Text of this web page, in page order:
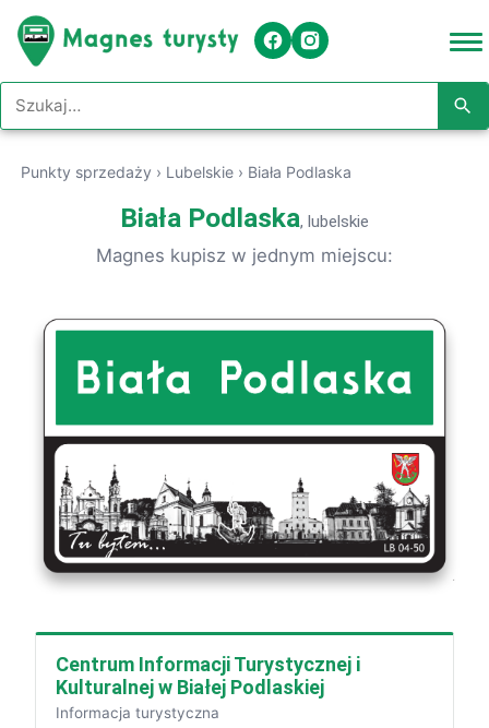
Szukaj w serwisie
Punkty sprzedaży › Lubelskie › Biała Podlaska
Biała Podlaska, lubelskie
Magnes kupisz w jednym miejscu:
Centrum Informacji Turystycznej i
Kulturalnej w Białej Podlaskiej
Informacja turystyczna